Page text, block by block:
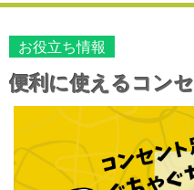
お役立ち情報
便利に使えるコン